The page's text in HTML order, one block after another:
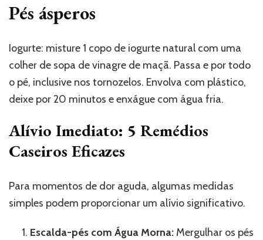
Pés ásperos
Iogurte: misture 1 copo de iogurte natural com uma
colher de sopa de vinagre de maçã. Passa e por todo
o pé, inclusive nos tornozelos. Envolva com plástico,
deixe por 20 minutos e enxágue com água fria.
Alívio Imediato: 5 Remédios
Caseiros Eficazes
Para momentos de dor aguda, algumas medidas
simples podem proporcionar um alívio significativo.
Escalda-pés com Água Morna: Mergulhar os pés